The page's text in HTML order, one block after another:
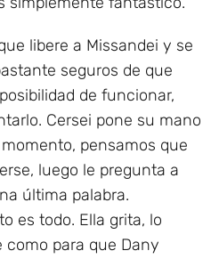
libere a Missandei y se
seguros de que
de funcionar,
Cersei pone su mano
pensamos que
luego le pregunta a
última palabra.
es todo. Ella grita, lo
para que Dany